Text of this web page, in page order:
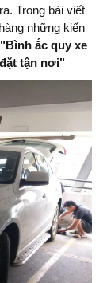
Trong bài viết
những kiến
"Bình ắc quy xe
tận nơi"